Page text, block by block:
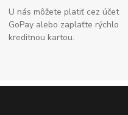
U nás môžete platiť cez účet
GoPay alebo zaplaťte rýchlo
kreditnou kartou.